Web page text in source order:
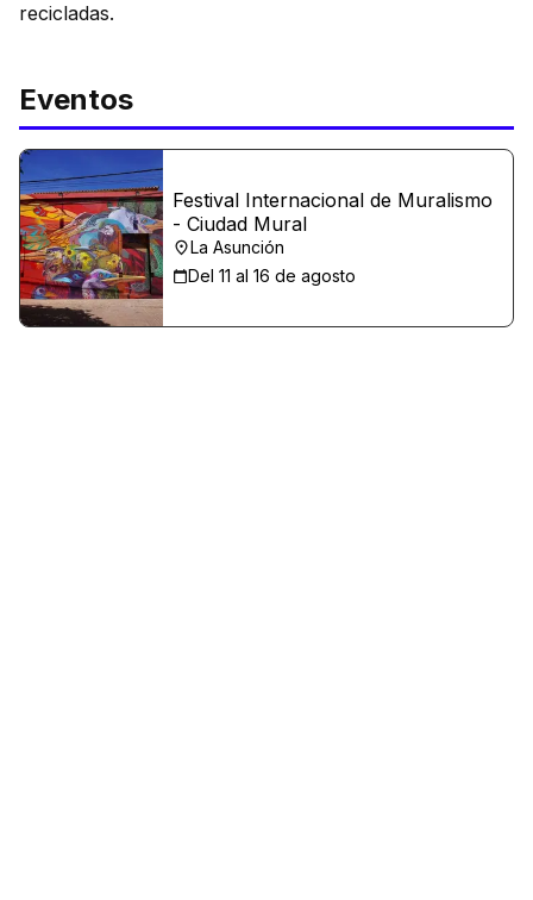
recicladas.
Eventos
Festival Internacional de Muralismo
- Ciudad Mural
La Asunción
Del 11 al 16 de agosto